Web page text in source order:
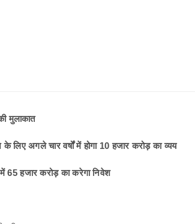
मुलाकात
लिए अगले चार वर्षों में होगा 10 हजार करोड़ का व्यय
65 हजार करोड़ का करेगा निवेश